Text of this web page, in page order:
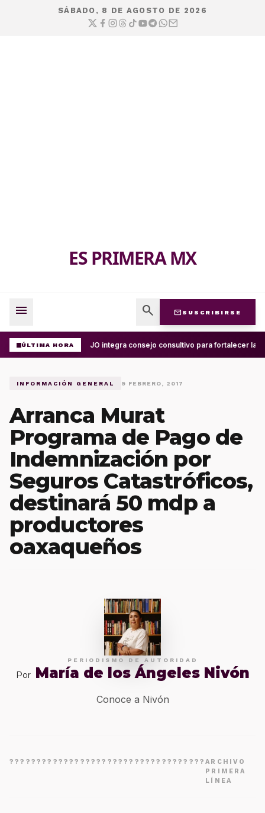
SÁBADO, 8 DE AGOSTO DE 2026
ES PRIMERA MX
menu search mail SUSCRIBIRSE
ÚLTIMA HORAUABJO integra consejo consultivo para fortalecer la
INFORMACIÓN GENERAL 9 FEBRERO, 2017
Arranca Murat
Programa de Pago de
Indemnización por
Seguros Catastróficos,
destinará 50 mdp a
productores
oaxaqueños
PERIODISMO DE AUTORIDAD
Por María de los Ángeles Nivón
Conoce a Nivón
????????????????????????????????????ARCHIVO
PRIMERA
LÍNEA